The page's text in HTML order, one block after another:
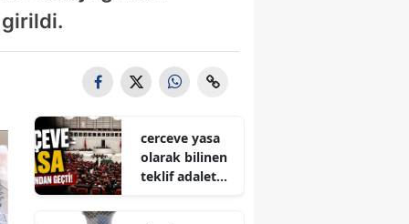
cerceve yasa
olarak bilinen
teklif adalet